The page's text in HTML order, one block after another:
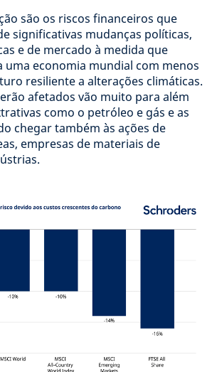
são os riscos financeiros que
significativas mudanças políticas,
e de mercado à medida que
economia mundial com menos
resiliente a alterações climáticas.
afetados vão muito para além
como o petróleo e gás e as
chegar também às ações de
empresas de materiais de